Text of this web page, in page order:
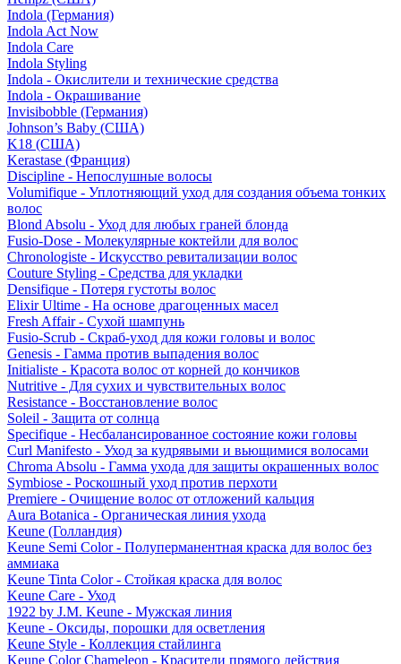
Indola (Германия)
Indola Act Now
Indola Care
Indola Styling
Indola - Окислители и технические средства
Indola - Окрашивание
Invisibobble (Германия)
Johnson’s Baby (США)
K18 (США)
Kerastase (Франция)
Discipline - Непослушные волосы
Volumifique - Уплотняющий уход для создания объема тонких
волос
Blond Absolu - Уход для любых граней блонда
Fusio-Dose - Молекулярные коктейли для волос
Chronologiste - Искусство ревитализации волос
Couture Styling - Средства для укладки
Densifique - Потеря густоты волос
Elixir Ultime - На основе драгоценных масел
Fresh Affair - Сухой шампунь
Fusio-Scrub - Скраб-уход для кожи головы и волос
Genesis - Гамма против выпадения волос
Initialiste - Красота волос от корней до кончиков
Nutritive - Для сухих и чувствительных волос
Resistance - Восстановление волос
Soleil - Защита от солнца
Specifique - Несбалансированное состояние кожи головы
Curl Manifesto - Уход за кудрявыми и вьющимися волосами
Chroma Absolu - Гамма ухода для защиты окрашенных волос
Symbiose - Роскошный уход против перхоти
Premiere - Очищение волос от отложений кальция
Aura Botanica - Органическая линия ухода
Keune (Голландия)
Keune Semi Color - Полуперманентная краска для волос без
аммиака
Keune Tinta Color - Стойкая краска для волос
Keune Care - Уход
1922 by J.M. Keune - Мужская линия
Keune - Оксиды, порошки для осветления
Keune Style - Коллекция стайлинга
Keune Color Chameleon - Красители прямого действия